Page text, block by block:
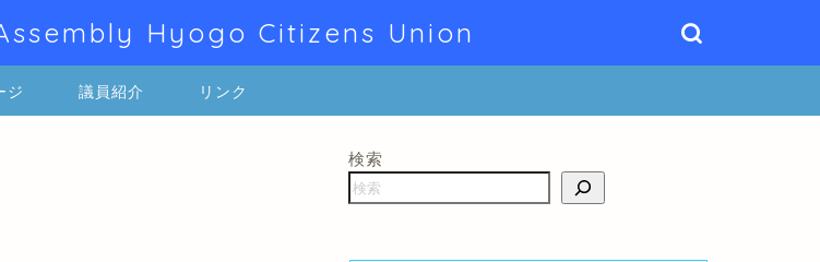
Hyogo Citizens Union
ジ 議員紹介 リンク
検索